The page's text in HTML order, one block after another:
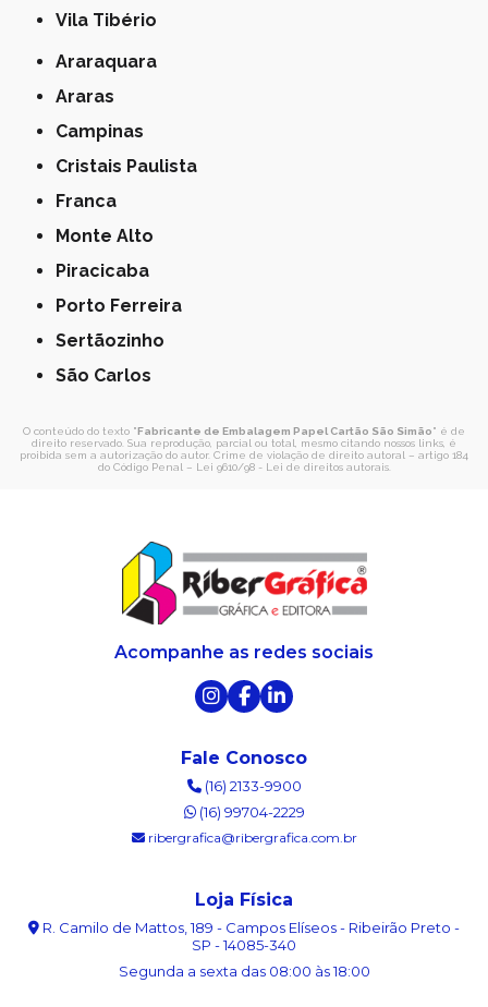
Vila Tibério
Araraquara
Araras
Campinas
Cristais Paulista
Franca
Monte Alto
Piracicaba
Porto Ferreira
Sertãozinho
São Carlos
O conteúdo do texto "Fabricante de Embalagem Papel Cartão São Simão" é de
direito reservado. Sua reprodução, parcial ou total, mesmo citando nossos links, é
proibida sem a autorização do autor. Crime de violação de direito autoral – artigo 184
do Código Penal – Lei 9610/98 - Lei de direitos autorais.
Acompanhe as redes sociais
Fale Conosco
(16) 2133-9900
(16) 99704-2229
ribergrafica@ribergrafica.com.br
Loja Física
R. Camilo de Mattos, 189 - Campos Elíseos - Ribeirão Preto -
SP - 14085-340
Segunda a sexta das 08:00 às 18:00